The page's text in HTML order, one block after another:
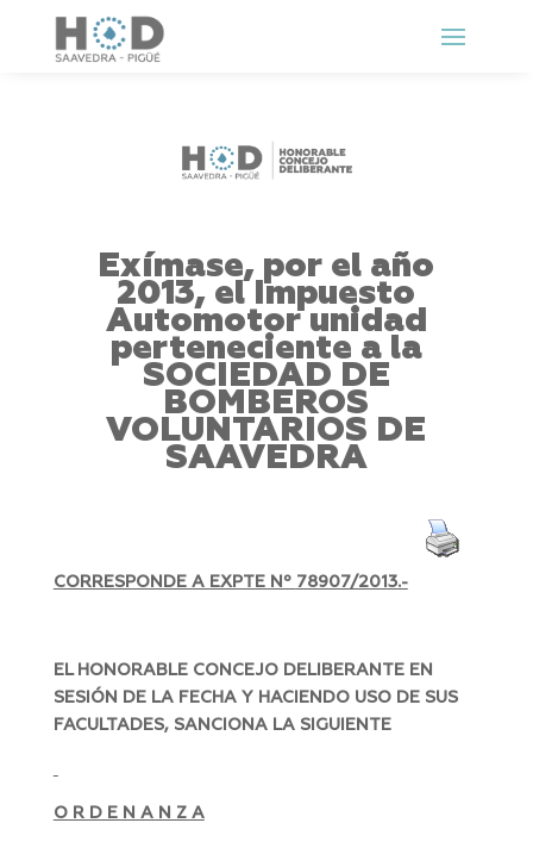
Exímase, por el año
2013, el Impuesto
Automotor unidad
perteneciente a la
SOCIEDAD DE
BOMBEROS
VOLUNTARIOS DE
SAAVEDRA
CORRESPONDE A EXPTE Nº 78907/2013.-
EL HONORABLE CONCEJO DELIBERANTE EN
SESIÓN DE LA FECHA Y HACIENDO USO DE SUS
FACULTADES, SANCIONA LA SIGUIENTE
O R D E N A N Z A